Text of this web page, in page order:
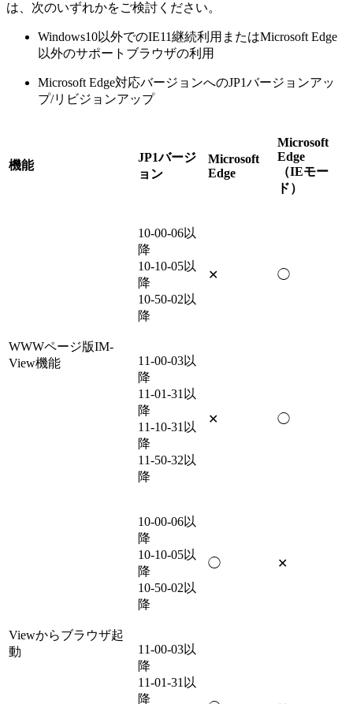
は、次のいずれかをご検討ください。
Windows10以外でのIE11継続利用またはMicrosoft Edge
以外のサポートブラウザの利用
Microsoft Edge対応バージョンへのJP1バージョンアッ
プ/リビジョンアップ
機能
JP1バージ
ョン
Microsoft
Edge
Microsoft
Edge
（IEモー
ド）
WWWページ版IM-
View機能
10-00-06以
降
10-10-05以
降
10-50-02以
降
✕ ◯
11-00-03以
降
11-01-31以
降
11-10-31以
降
11-50-32以
降
✕ ◯
Viewからブラウザ起
動
10-00-06以
降
10-10-05以
降
10-50-02以
降
◯ ✕
11-00-03以
降
11-01-31以
降